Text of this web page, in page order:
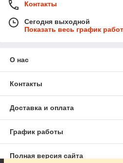
Контакты
Сегодня выходной
Показать весь график
О нас
Контакты
Доставка и оплата
График работы
Полная версия сайта